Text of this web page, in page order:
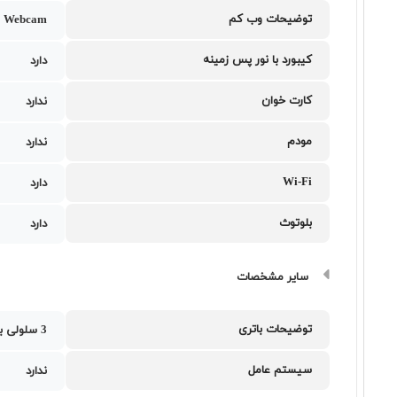
توضیحات وب کم
کیبورد با نور پس زمینه دارد
کارت خوان ندارد
مودم ندارد
Wi-Fi دارد
بلوتوث دارد
سایر مشخصات
توضیحات باتری 3 سلولی با ظرفیت 48 وات ساعت
سیستم عامل ندارد